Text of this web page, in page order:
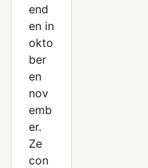
end
en in
okto
ber
en
nov
emb
er.
Ze
con